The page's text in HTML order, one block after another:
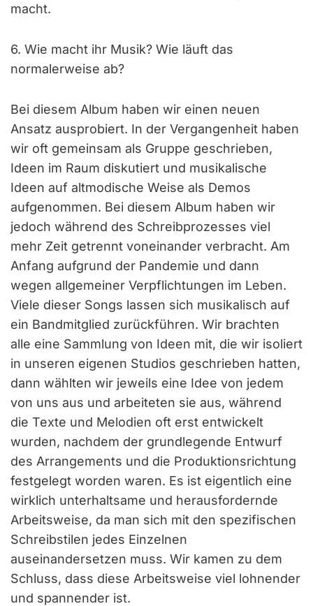
macht.
6. Wie macht ihr Musik? Wie läuft das
normalerweise ab?
Bei diesem Album haben wir einen neuen
Ansatz ausprobiert. In der Vergangenheit haben
wir oft gemeinsam als Gruppe geschrieben,
Ideen im Raum diskutiert und musikalische
Ideen auf altmodische Weise als Demos
aufgenommen. Bei diesem Album haben wir
jedoch während des Schreibprozesses viel
mehr Zeit getrennt voneinander verbracht. Am
Anfang aufgrund der Pandemie und dann
wegen allgemeiner Verpflichtungen im Leben.
Viele dieser Songs lassen sich musikalisch auf
ein Bandmitglied zurückführen. Wir brachten
alle eine Sammlung von Ideen mit, die wir isoliert
in unseren eigenen Studios geschrieben hatten,
dann wählten wir jeweils eine Idee von jedem
von uns aus und arbeiteten sie aus, während
die Texte und Melodien oft erst entwickelt
wurden, nachdem der grundlegende Entwurf
des Arrangements und die Produktionsrichtung
festgelegt worden waren. Es ist eigentlich eine
wirklich unterhaltsame und herausfordernde
Arbeitsweise, da man sich mit den spezifischen
Schreibstilen jedes Einzelnen
auseinandersetzen muss. Wir kamen zu dem
Schluss, dass diese Arbeitsweise viel lohnender
und spannender ist.